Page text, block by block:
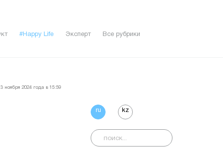
#Happy Life Эксперт Все рубрики
ноября 2024 года в 15:59
ru kz